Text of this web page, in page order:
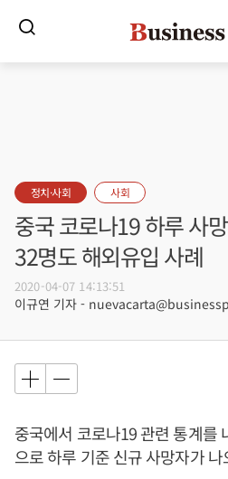
정치·사회 사회
중국 코로나19 하루 사
32명도 해외유입 사례
2020-04-07 14:13:51
이규연 기자 -
중국에서 코로나19 관련 통계를
으로 하루 기준 신규 사망자가